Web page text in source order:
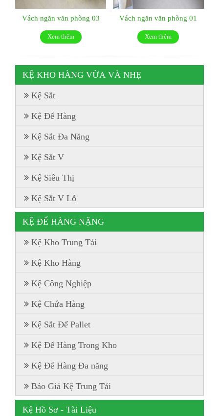
Vách ngăn văn phòng 03
Xem thêm
Vách ngăn văn phòng 01
Xem thêm
KỆ KHO HÀNG VỪA VÀ NHẸ
Kệ Sắt
Kệ Để Hàng
Kệ Sắt Đa Năng
Kệ Sắt V
Kệ Siêu Thị
Kệ Sắt V Lỗ
KỆ ĐỂ HÀNG NẶNG
Kệ Kho Trung Tải
Kệ Kho Hàng
Kệ Công Nghiệp
Kệ Chứa Hàng
Kệ Sắt Để Pallet
Kệ Để Hàng Trong Kho
Kệ Để Hàng Đa năng
Báo Giá Kệ Trung Tải
Kệ Hồ Sơ - Tài Liệu